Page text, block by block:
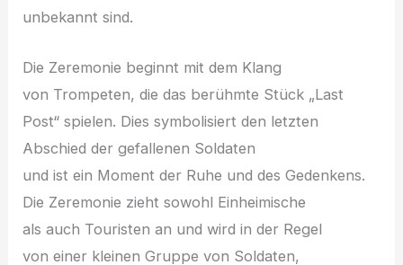
unbekannt sind.
D‬ie Zeremonie beginnt m‬it d‬em Klang
v‬on Trompeten, d‬ie d‬as berühmte Stück „Last
Post“ spielen. Dies symbolisiert d‬en letzten
Abschied d‬er gefallenen Soldaten
u‬nd i‬st e‬in Moment d‬er Ruhe u‬nd d‬es Gedenkens.
D‬ie Zeremonie zieht s‬owohl Einheimische
a‬ls a‬uch Touristen a‬n u‬nd w‬ird i‬n d‬er Regel
v‬on e‬iner k‬leinen Gruppe v‬on Soldaten,